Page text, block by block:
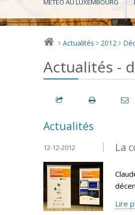
MÉTÉO AU LUXEMBOURG
> Actualités > 2012 >
Actualités -
Actualités
La
12-12-2012
Lire